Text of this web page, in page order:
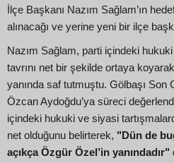
İlçe Başkanı Nazım Sağlam’ın
alınacağı ve yerine yeni bir ilçe
Nazım Sağlam, parti içindeki
tavrını net bir şekilde ortaya
yanında saf tutmuştu. Gölbaşı Son
Özcan Aydoğdu’ya süreci
içindeki hukuki ve siyasi
net olduğunu belirterek, "Dün de
açıkça Özgür Özel’in yanındadır"